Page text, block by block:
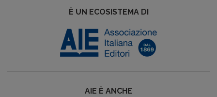
È UN ECOSISTEMA DI
AIE È ANCHE